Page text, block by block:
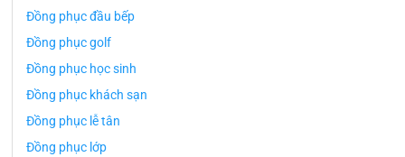
Đồng phục đầu bếp
Đồng phục golf
Đồng phục học sinh
Đồng phục khách sạn
Đồng phục lễ tân
Đồng phục lớp